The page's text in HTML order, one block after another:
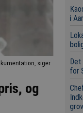
siger
og
i
Det
for